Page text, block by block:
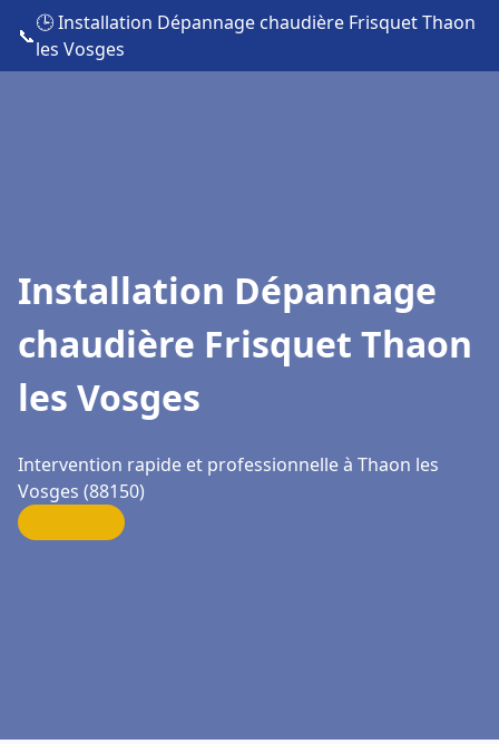
📞
🕒 Installation Dépannage chaudière Frisquet Thaon
les Vosges
Installation Dépannage
chaudière Frisquet Thaon
les Vosges
Intervention rapide et professionnelle à Thaon les
Vosges (88150)